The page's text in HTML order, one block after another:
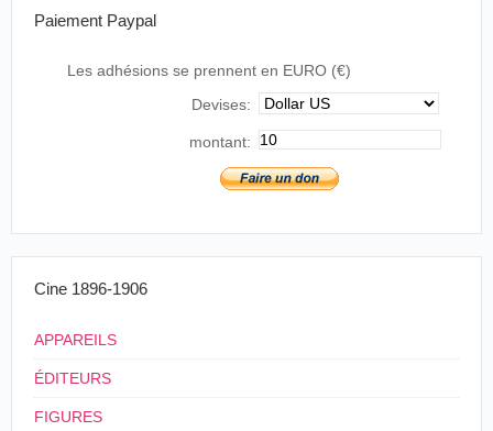
Paiement Paypal
Les adhésions se prennent en EURO (€)
Devises:
montant:
Cine 1896-1906
APPAREILS
ÉDITEURS
FIGURES